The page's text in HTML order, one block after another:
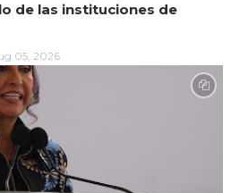
de las instituciones de
05, 2026